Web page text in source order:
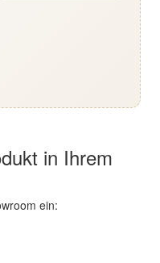
in Ihrem
ein: